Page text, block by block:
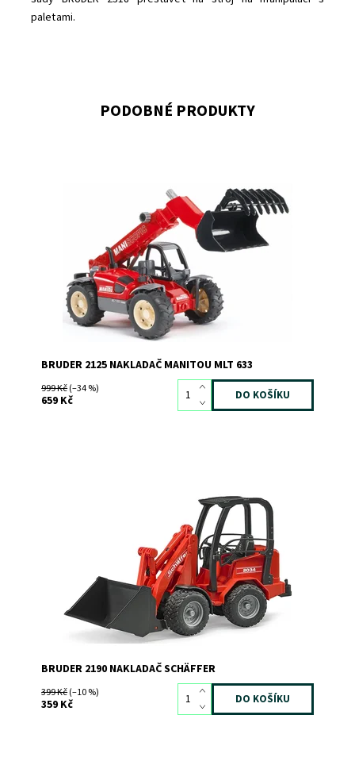
paletami.
PODOBNÉ PRODUKTY
Nakladač MANITOU MLT 633
Skladem2
539
BRUDER
BRUDER 2125 NAKLADAČ MANITOU MLT 633
999 Kč(–34 %)
659 Kč
BRUDER
BRUDER 2190 NAKLADAČ SCHÄFFER
399 Kč(–10 %)
359 Kč